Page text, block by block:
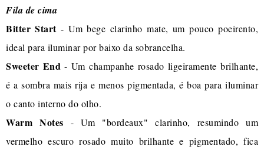
Fila de cima
Bitter Start- Um bege clarinho mate, um pouco poeirento,
ideal para iluminar por baixo da sobrancelha.
Sweeter End - Um champanhe rosado ligeiramente brilhante,
é a sombra mais rija e menos pigmentada, é boa para iluminar
o canto interno do olho.
Warm Notes - Um "bordeaux" clarinho, resumindo um
vermelho escuro rosado muito brilhante e pigmentado, fica